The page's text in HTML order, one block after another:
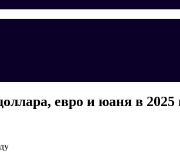
евро и юаня в 2025